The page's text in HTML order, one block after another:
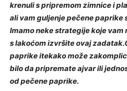
krenuli s pripremom zimnice i
ali vam guljenje pečene paprike
Imamo neke strategije koje vam
s lakoćom izvršite ovaj
paprike itekako može
bilo da pripremate ajvar ili
od pečene paprike.